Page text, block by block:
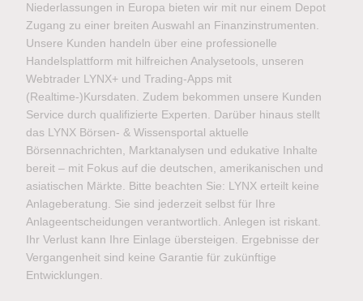
Niederlassungen in Europa bieten wir mit nur einem Depot
Zugang zu einer breiten Auswahl an Finanzinstrumenten.
Unsere Kunden handeln über eine professionelle
Handelsplattform mit hilfreichen Analysetools, unseren
Webtrader LYNX+ und Trading-Apps mit
(Realtime-)Kursdaten. Zudem bekommen unsere Kunden
Service durch qualifizierte Experten. Darüber hinaus stellt
das LYNX Börsen- & Wissensportal aktuelle
Börsennachrichten, Marktanalysen und edukative Inhalte
bereit – mit Fokus auf die deutschen, amerikanischen und
asiatischen Märkte. Bitte beachten Sie: LYNX erteilt keine
Anlageberatung. Sie sind jederzeit selbst für Ihre
Anlageentscheidungen verantwortlich. Anlegen ist riskant.
Ihr Verlust kann Ihre Einlage übersteigen. Ergebnisse der
Vergangenheit sind keine Garantie für zukünftige
Entwicklungen.